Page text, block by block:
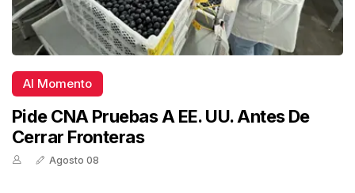
Al Momento
Pide CNA Pruebas A EE. UU. Antes De
Cerrar Fronteras
Agosto 08